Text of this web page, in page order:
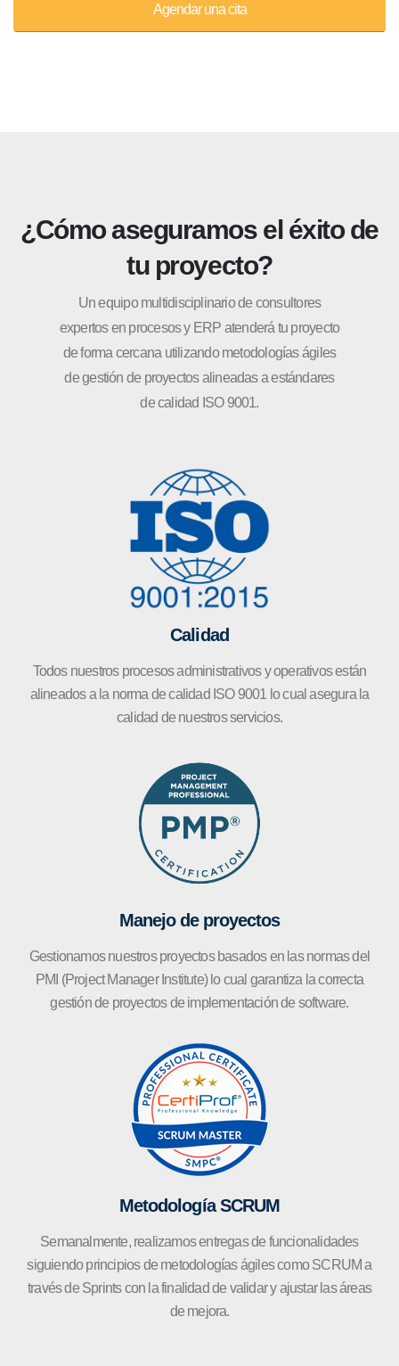
Agendar una cita
¿Cómo aseguramos el éxito de
tu proyecto?
Un equipo multidisciplinario de consultores
expertos en procesos y ERP atenderá tu proyecto
de forma cercana utilizando metodologías ágiles
de gestión de proyectos alineadas a estándares
de calidad ISO 9001.
Calidad
Todos nuestros procesos administrativos y operativos están
alineados a la norma de calidad ISO 9001 lo cual asegura la
calidad de nuestros servicios.
Manejo de proyectos
Gestionamos nuestros proyectos basados en las normas del
PMI (Project Manager Institute) lo cual garantiza la correcta
gestión de proyectos de implementación de software.
Metodología SCRUM
Semanalmente, realizamos entregas de funcionalidades
siguiendo principios de metodologías ágiles como SCRUM a
través de Sprints con la finalidad de validar y ajustar las áreas
de mejora.